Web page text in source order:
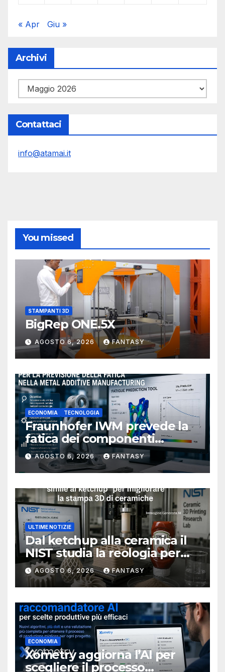
« Apr Giu »
Archivi
Archivi
Contattaci
info@atamai.it
You missed
STAMPANTI 3D
BigRep ONE.5X
AGOSTO 6, 2026 FANTASY
ECONOMIA TECNOLOGIA
Fraunhofer IWM prevede la
fatica dei componenti
metallici stampati in 3D
AGOSTO 6, 2026 FANTASY
ULTIME NOTIZIE
Dal ketchup alla ceramica il
NIST studia la reologia per
rendere più affidabile la
stampa 3D
AGOSTO 6, 2026 FANTASY
ECONOMIA
Xometry aggiorna l’AI per
scegliere il processo